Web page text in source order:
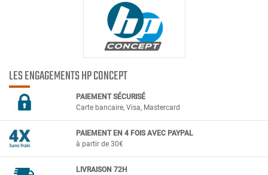
LES ENGAGEMENTS HP CONCEPT
PAIEMENT SÉCURISÉ
Carte bancaire, Visa, Mastercard
PAIEMENT EN 4 FOIS AVEC PAYPAL
à partir de 30€
LIVRAISON 72H